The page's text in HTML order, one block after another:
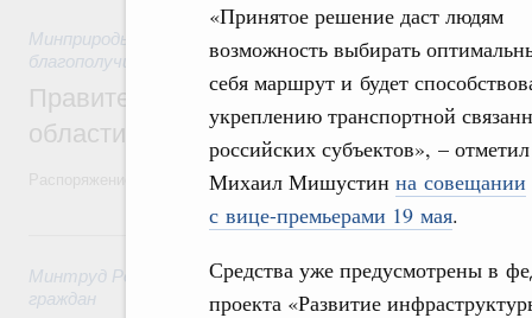
«Принятое решение даст людям
возможность выбирать
себя маршрут и будет
укреплению транспортной
российских субъектов», – отметил
Михаил Мишустин на совещании
с вице-премьерами 19 мая.
Средства уже предусмотрены в
проекта «Развитие
Минприроды России
Национальный
благополучие»
Правительство увеличило объём
области в рамках федерального
Распоряжение от 3 августа 2026 года №2067-р
31 июля, пятница
Минтруд России 31 июля 2026, Социальная поддержка
граждан